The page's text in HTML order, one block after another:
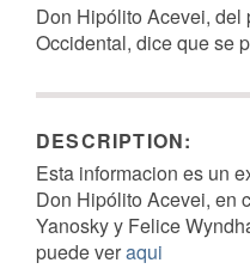
Don Hipólito Acevei, del
Occidental, dice que se
DESCRIPTION:
Esta informacion es un
Don Hipólito Acevei, en
Yanosky y Felice
puede veraqui